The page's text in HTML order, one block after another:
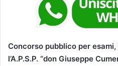
Concorso pubblico per
l’A.P.S.P. “don Giuseppe